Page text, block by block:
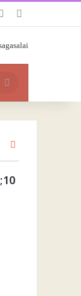
சீரற்ற பதிவுகள்
தேடு
Close